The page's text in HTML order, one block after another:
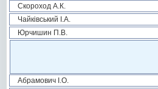
Скороход А.К.
Чайківський І.А.
Юрчишин П.В.
Абрамович І.О.